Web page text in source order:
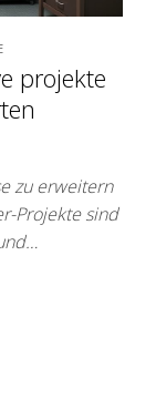
projekte
zu erweitern
Projekte sind